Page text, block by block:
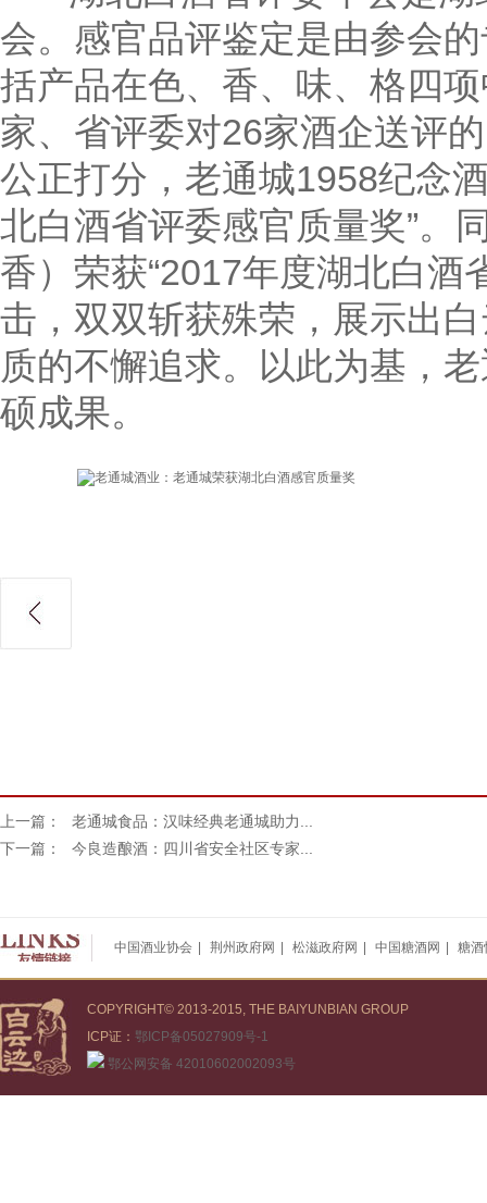
会。感官品评鉴定是由参会
括产品在色、香、味、格四
家、省评委对26家酒企送评
公正打分，老通城1958纪念
北白酒省评委感官质量奖”。
香）荣获“2017年度湖北白酒
击，双双斩获殊荣，展示出
质的不懈追求。以此为基，
硕成果。
上一篇：
老通城食品：汉味经典老通城助力...
下一篇：
今良造酿酒：四川省安全社区专家...
中国酒业协会 荆州政府网 松滋政府网 中国糖酒网 糖酒
COPYRIGHT© 2013-2015, THE BAIYUNBIAN GROUP
ICP证： 鄂ICP备05027909号-1
鄂公网安备 42010602002093号